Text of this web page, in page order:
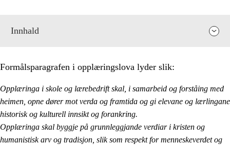
Innhald
Formålsparagrafen i opplæringslova lyder slik:
Opplæringa i skole og lærebedrift skal, i samarbeid og forståing med
heimen, opne dører mot verda og framtida og gi elevane og lærlingane
historisk og kulturell innsikt og forankring.
Opplæringa skal byggje på grunnleggjande verdiar i kristen og
humanistisk arv og tradisjon, slik som respekt for menneskeverdet og